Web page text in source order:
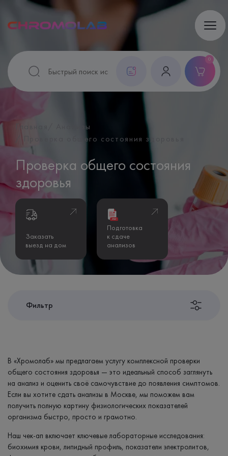
0
Анализы
Проверка общего состояния здоровья
Проверка общего состояния
здоровья
Заказать
выезд на дом
Подготовка
к сдаче
анализов
Фильтр
В «Хромолаб» мы предлагаем услугу комплексной проверки
общего состояния здоровья — это идеальный способ заглянуть
на анализ и оценить своё самочувствие до появления симптомов.
Если вы хотите сдать анализы в Москве, мы поможем вам
получить полную картину физиологических показателей
организма быстро, просто и грамотно.
Наш чек-ап включает ключевые лабораторные исследования:
биохимия крови, липидный профиль, показатели электролитов,